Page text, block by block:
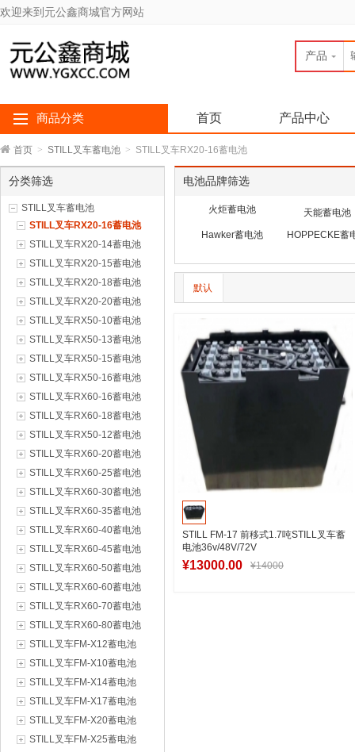
欢迎来到元公鑫商城官方网站
产品
商品分类 首页 产品中心
首页 > STILL叉车蓄电池 > STILL叉车RX20-16蓄电池
分类筛选
STILL叉车蓄电池
STILL叉车RX20-16蓄电池
STILL叉车RX20-14蓄电池
STILL叉车RX20-15蓄电池
STILL叉车RX20-18蓄电池
STILL叉车RX20-20蓄电池
STILL叉车RX50-10蓄电池
STILL叉车RX50-13蓄电池
STILL叉车RX50-15蓄电池
STILL叉车RX50-16蓄电池
STILL叉车RX60-16蓄电池
STILL叉车RX60-18蓄电池
STILL叉车RX50-12蓄电池
STILL叉车RX60-20蓄电池
STILL叉车RX60-25蓄电池
STILL叉车RX60-30蓄电池
STILL叉车RX60-35蓄电池
STILL叉车RX60-40蓄电池
STILL叉车RX60-45蓄电池
STILL叉车RX60-50蓄电池
STILL叉车RX60-60蓄电池
STILL叉车RX60-70蓄电池
STILL叉车RX60-80蓄电池
STILL叉车FM-X12蓄电池
STILL叉车FM-X10蓄电池
STILL叉车FM-X14蓄电池
STILL叉车FM-X17蓄电池
STILL叉车FM-X20蓄电池
STILL叉车FM-X25蓄电池
电池品牌筛选
火炬蓄电池
天能蓄电池
Hawker蓄电池
HOPPECKE蓄
默认
STILL FM-17 前移式1.7吨STILL叉车蓄
电池36v/48V/72V
¥13000.00 ¥14000